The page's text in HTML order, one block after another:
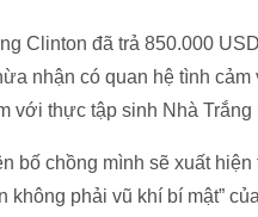
Clinton đã trả 850.000
nhận có quan hệ tình
với thực tập sinh Nhà
bố chồng mình sẽ xuất
không phải vũ khí bí mật”